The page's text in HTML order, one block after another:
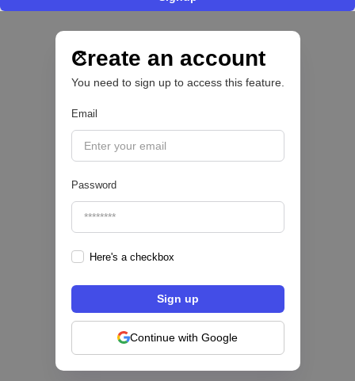
Create an account
You need to sign up to access this feature.
Email
Password
Here's a checkbox
Continue with Google
IA para automatizar la gestión de tesorería de
las PYMEs
BFM 👔
July 28
Fintech salvadoreña TOHKN lanza plataforma
para invertir desde US$10 en acciones de EE.
UU. y criptomonedas
ACTIVOS DIGITALES 👾